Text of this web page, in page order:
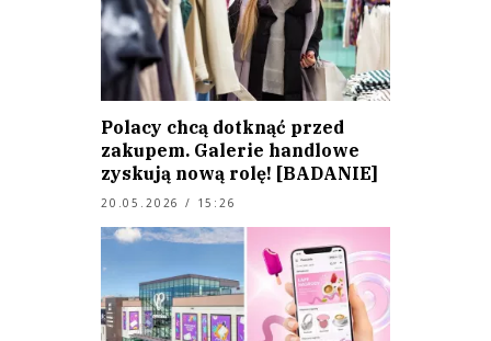
Polacy chcą dotknąć przed
zakupem. Galerie handlowe
zyskują nową rolę! [BADANIE]
20.05.2026 / 15:26